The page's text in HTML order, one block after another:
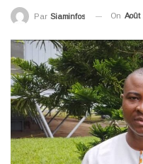
Par Siaminfos On Août